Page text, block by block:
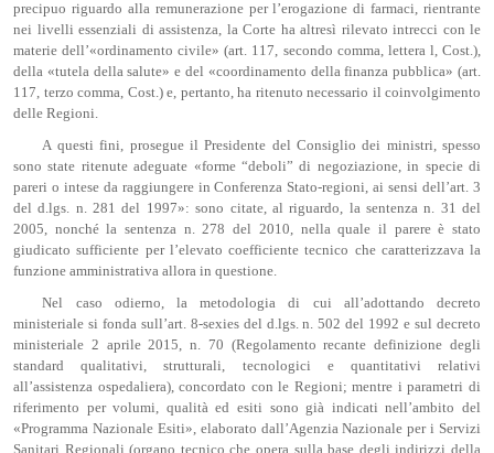
precipuo riguardo alla remunerazione per l’erogazione di farmaci, rientrante
nei livelli essenziali di assistenza, la Corte ha altresì rilevato intrecci con le
materie dell’«ordinamento civile» (art. 117, secondo comma, lettera l, Cost.),
della «tutela della salute» e del «coordinamento della finanza pubblica» (art.
117, terzo comma, Cost.) e, pertanto, ha ritenuto necessario il coinvolgimento
delle Regioni.
A questi fini, prosegue il Presidente del Consiglio dei ministri, spesso
sono state ritenute adeguate «forme “deboli” di negoziazione, in specie di
pareri o intese da raggiungere in Conferenza Stato-regioni, ai sensi dell’art. 3
del d.lgs. n. 281 del 1997»: sono citate, al riguardo, la sentenza n. 31 del
2005, nonché la sentenza n. 278 del 2010, nella quale il parere è stato
giudicato sufficiente per l’elevato coefficiente tecnico che caratterizzava la
funzione amministrativa allora in questione.
Nel caso odierno, la metodologia di cui all’adottando decreto
ministeriale si fonda sull’art. 8-sexies del d.lgs. n. 502 del 1992 e sul decreto
ministeriale 2 aprile 2015, n. 70 (Regolamento recante definizione degli
standard qualitativi, strutturali, tecnologici e quantitativi relativi
all’assistenza ospedaliera), concordato con le Regioni; mentre i parametri di
riferimento per volumi, qualità ed esiti sono già indicati nell’ambito del
«Programma Nazionale Esiti», elaborato dall’Agenzia Nazionale per i Servizi